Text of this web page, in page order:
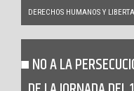
DERECHOS HUMANOS Y
NO A LA